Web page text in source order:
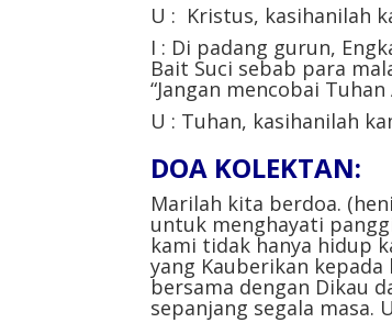
U : Kristus, kasihanilah
I : Di padang gurun,
Bait Suci sebab para
“Jangan mencobai
U : Tuhan, kasihanilah
DOA KOLEKTAN:
Marilah kita berdoa.
untuk menghayati
kami tidak hanya hidup
yang Kauberikan
bersama dengan Dikau
sepanjang segala masa.